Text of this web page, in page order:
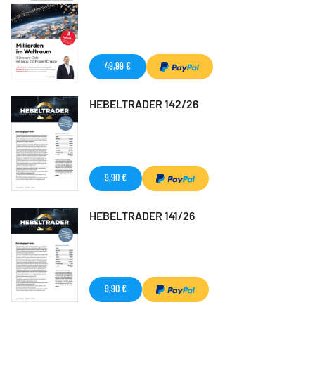
49,99 €
HEBELTRADER 142/26
9,90 €
HEBELTRADER 141/26
9,90 €